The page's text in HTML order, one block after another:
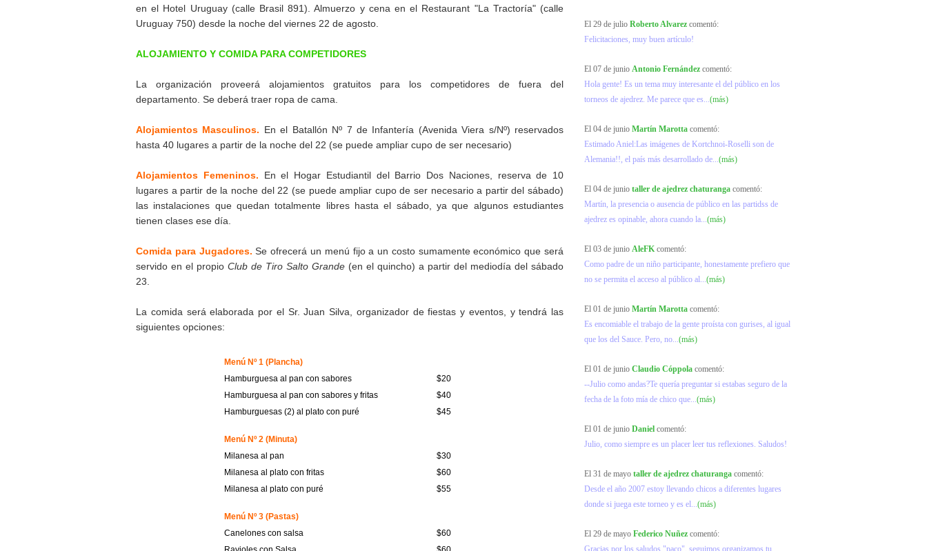
en el Hotel Uruguay (calle Brasil 891). Almuerzo y cena en el Restaurant "La Tractoría" (calle
Uruguay 750) desde la noche del viernes 22 de agosto.
ALOJAMIENTO Y COMIDA PARA COMPETIDORES
La organización proveerá alojamientos gratuitos para los competidores de fuera del
departamento. Se deberá traer ropa de cama.
Alojamientos Masculinos. En el Batallón Nº 7 de Infantería (Avenida Viera s/Nº) reservados
hasta 40 lugares a partir de la noche del 22 (se puede ampliar cupo de ser necesario)
Alojamientos Femeninos. En el Hogar Estudiantil del Barrio Dos Naciones, reserva de 10
lugares a partir de la noche del 22 (se puede ampliar cupo de ser necesario a partir del sábado)
las instalaciones que quedan totalmente libres hasta el sábado, ya que algunos estudiantes
tienen clases ese día.
Comida para Jugadores. Se ofrecerá un menú fijo a un costo sumamente económico que será
servido en el propio Club de Tiro Salto Grande (en el quincho) a partir del mediodía del sábado
23.
La comida será elaborada por el Sr. Juan Silva, organizador de fiestas y eventos, y tendrá las
siguientes opciones:
Menú Nº 1 (Plancha)
Hamburguesa al pan con sabores
$20
Hamburguesa al pan con sabores y fritas
$40
Hamburguesas (2) al plato con puré
$45
Menú Nº 2 (Minuta)
Milanesa al pan
$30
Milanesa al plato con fritas
$60
Milanesa al plato con puré
$55
Menú Nº 3 (Pastas)
Canelones con salsa
$60
El 29 de julio Roberto Alvarez comentó:
Felicitaciones, muy buen artículo!
El 07 de junio Antonio Fernández comentó:
Hola gente! Es un tema muy interesante el del público en los
torneos de ajedrez. Me parece que es...(más)
El 04 de junio Martín Marotta comentó:
Estimado Aniel:Las imágenes de Kortchnoi-Roselli son de
Alemania!!, el país más desarrollado de...(más)
El 04 de junio taller de ajedrez chaturanga comentó:
Martín, la presencia o ausencia de público en las partidss de
ajedrez es opinable, ahora cuando la...(más)
El 03 de junio AleFK comentó:
Como padre de un niño participante, honestamente prefiero que
no se permita el acceso al público al...(más)
El 01 de junio Martín Marotta comentó:
Es encomiable el trabajo de la gente proísta con gurises, al igual
que los del Sauce. Pero, no...(más)
El 01 de junio Claudio Cóppola comentó:
--Julio como andas?Te quería preguntar si estabas seguro de la
fecha de la foto mía de chico que...(más)
El 01 de junio Daniel comentó:
Julio, como siempre es un placer leer tus reflexiones. Saludos!
El 31 de mayo taller de ajedrez chaturanga comentó:
Desde el año 2007 estoy llevando chicos a diferentes lugares
donde si juega este torneo y es el...(más)
El 29 de mayo Federico Nuñez comentó:
Gracias por los saludos "paco", seguimos organizamos tu